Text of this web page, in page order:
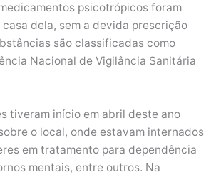
psicotrópicos foram
dela, sem a devida prescrição
são classificadas como
Nacional de Vigilância Sanitária
tiveram início em abril deste ano
o local, onde estavam internados
em tratamento para dependência
mentais, entre outros. Na